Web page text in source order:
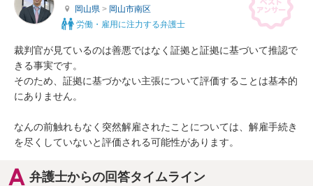
岡山県 > 岡山市南区
労働・雇用に注力する弁護士
裁判官が見ているのは善悪ではなく証拠と証拠に基づいて推認で
きる事実です。
そのため、証拠に基づかない主張について評価することは基本的
にありません。
なんの前触れもなく突然解雇されたことについては、解雇手続き
を尽くしていないと評価される可能性があります。
弁護士からの回答タイムライン